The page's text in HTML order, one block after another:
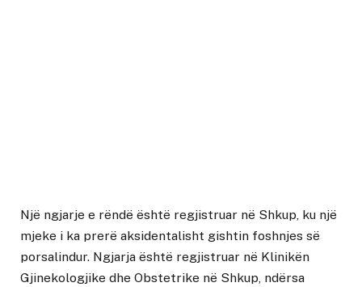
Një ngjarje e rëndë është regjistruar në Shkup, ku një
mjeke i ka prerë aksidentalisht gishtin foshnjes së
porsalindur. Ngjarja është regjistruar në Klinikën
Gjinekologjike dhe Obstetrike në Shkup, ndërsa